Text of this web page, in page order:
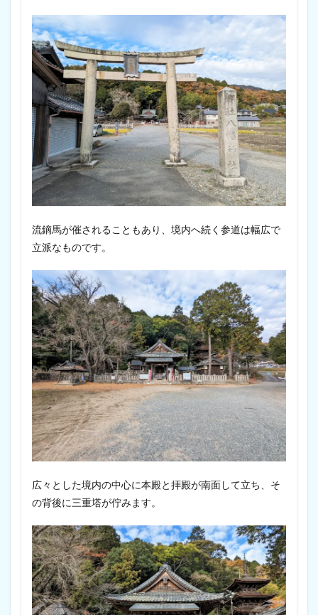
流鏑馬が催されることもあり、境内へ続く参道は幅広で
立派なものです。
広々とした境内の中心に本殿と拝殿が南面して立ち、そ
の背後に三重塔が佇みます。